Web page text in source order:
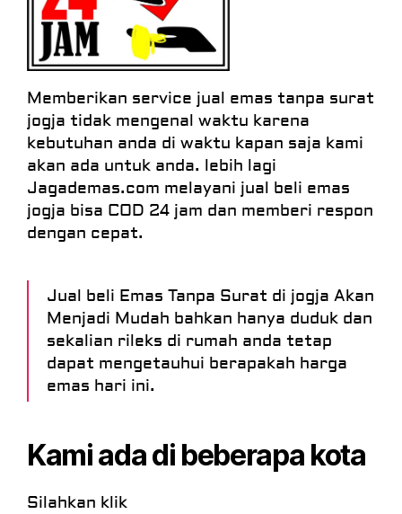
Memberikan service jual emas tanpa surat
jogja tidak mengenal waktu karena
kebutuhan anda di waktu kapan saja kami
akan ada untuk anda. lebih lagi
Jagademas.com melayani jual beli emas
jogja bisa COD 24 jam dan memberi respon
dengan cepat.
Jual beli Emas Tanpa Surat di jogja Akan
Menjadi Mudah bahkan hanya duduk dan
sekalian rileks di rumah anda tetap
dapat mengetauhui berapakah harga
emas hari ini.
Kami ada di beberapa kota
Silahkan klik